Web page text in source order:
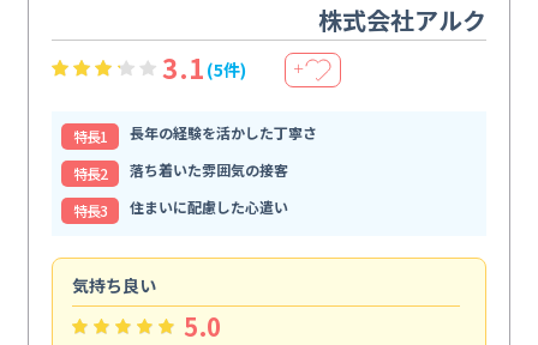
株式会社アルク
3.1 (5件) ＋
特⻑1
長年の経験を活かした丁寧さ
特⻑2
落ち着いた雰囲気の接客
特⻑3
住まいに配慮した心遣い
気持ち良い
5.0